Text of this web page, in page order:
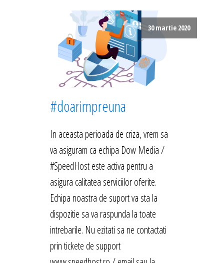
30 martie 2020
#doarimpreuna
In aceasta perioada de criza, vrem sa
va asiguram ca echipa Dow Media /
#SpeedHost este activa pentru a
asigura calitatea serviciilor oferite.
Echipa noastra de suport va sta la
dispozitie sa va raspunda la toate
intrebarile. Nu ezitati sa ne contactati
prin tickete de support